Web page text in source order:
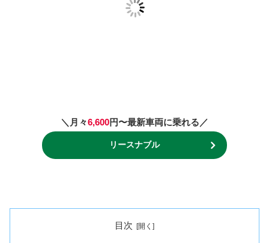
＼月々6,600円〜最新車両に乗れる／
リースナブル
目次